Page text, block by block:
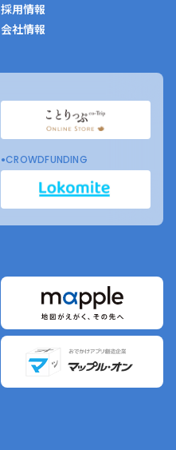
採用情報
会社情報
CROWDFUNDING